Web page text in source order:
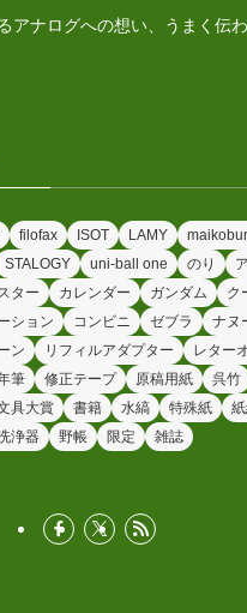
アナログへの想い、うまく伝
filofax ISOT LAMY
STALOGY uni-ball one のり
ター カレンダー ガンダム
ク
ション コンビニ ゼブラ ナヌ
ン リフィルアダプター
レター
筆 修正テープ 原稿用紙 呉竹
具大賞 書籍 水縞 特殊紙
浄器 野帳 限定 雑誌